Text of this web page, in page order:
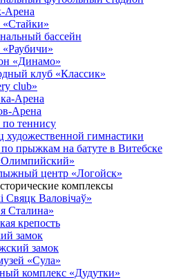
Арена
бассейн
«Динамо»
клуб «Классик»
club»
Арена
Арена
теннису
художественной гимнастики
прыжкам на батуте в Витебске
центр «Логойск»
комплексы
Свяцк Валовічаў»
Сталина»
крепость
замок
замок
«Сула»
комплекс «Дудутки»